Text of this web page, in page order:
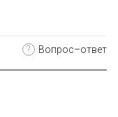
? Вопрос–ответ